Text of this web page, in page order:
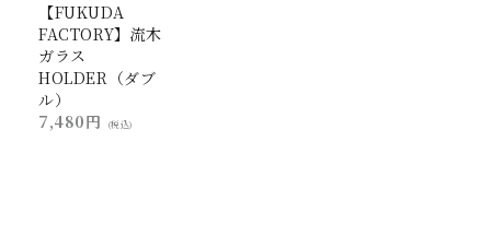
【FUKUDA
FACTORY】流木
ガラス
HOLDER（ダブ
ル）
7,480円
(税込)